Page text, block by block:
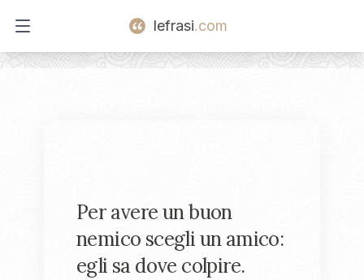
Open main menu
lefrasi.com
Per avere un buon
nemico scegli un amico:
egli sa dove colpire.